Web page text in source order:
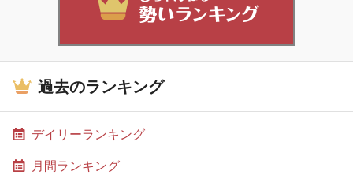
過去のランキング
デイリーランキング
月間ランキング